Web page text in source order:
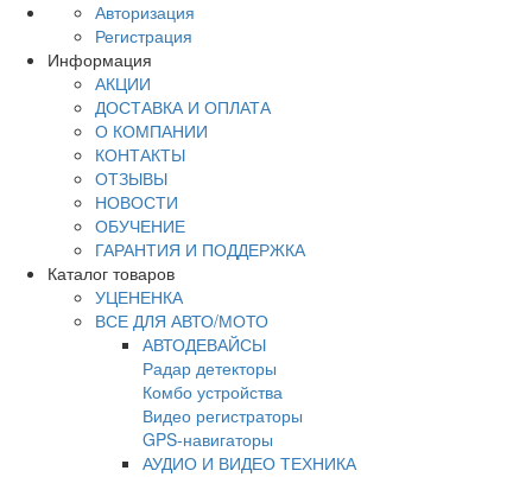
Авторизация
Регистрация
Информация
АКЦИИ
ДОСТАВКА И ОПЛАТА
О КОМПАНИИ
КОНТАКТЫ
ОТЗЫВЫ
НОВОСТИ
ОБУЧЕНИЕ
ГАРАНТИЯ И ПОДДЕРЖКА
Каталог товаров
УЦЕНЕНКА
ВСЕ ДЛЯ АВТО/МОТО
АВТОДЕВАЙСЫ
Радар детекторы
Комбо устройства
Видео регистраторы
GPS-навигаторы
АУДИО И ВИДЕО ТЕХНИКА